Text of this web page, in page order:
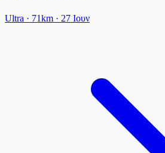
Ultra · 71km · 27 Ιουν